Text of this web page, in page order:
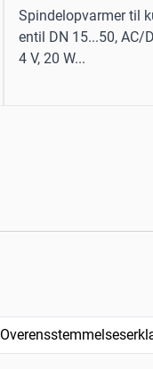
Spindelopvarmer til
entil DN 15...50, AC/
4 V, 20 W...